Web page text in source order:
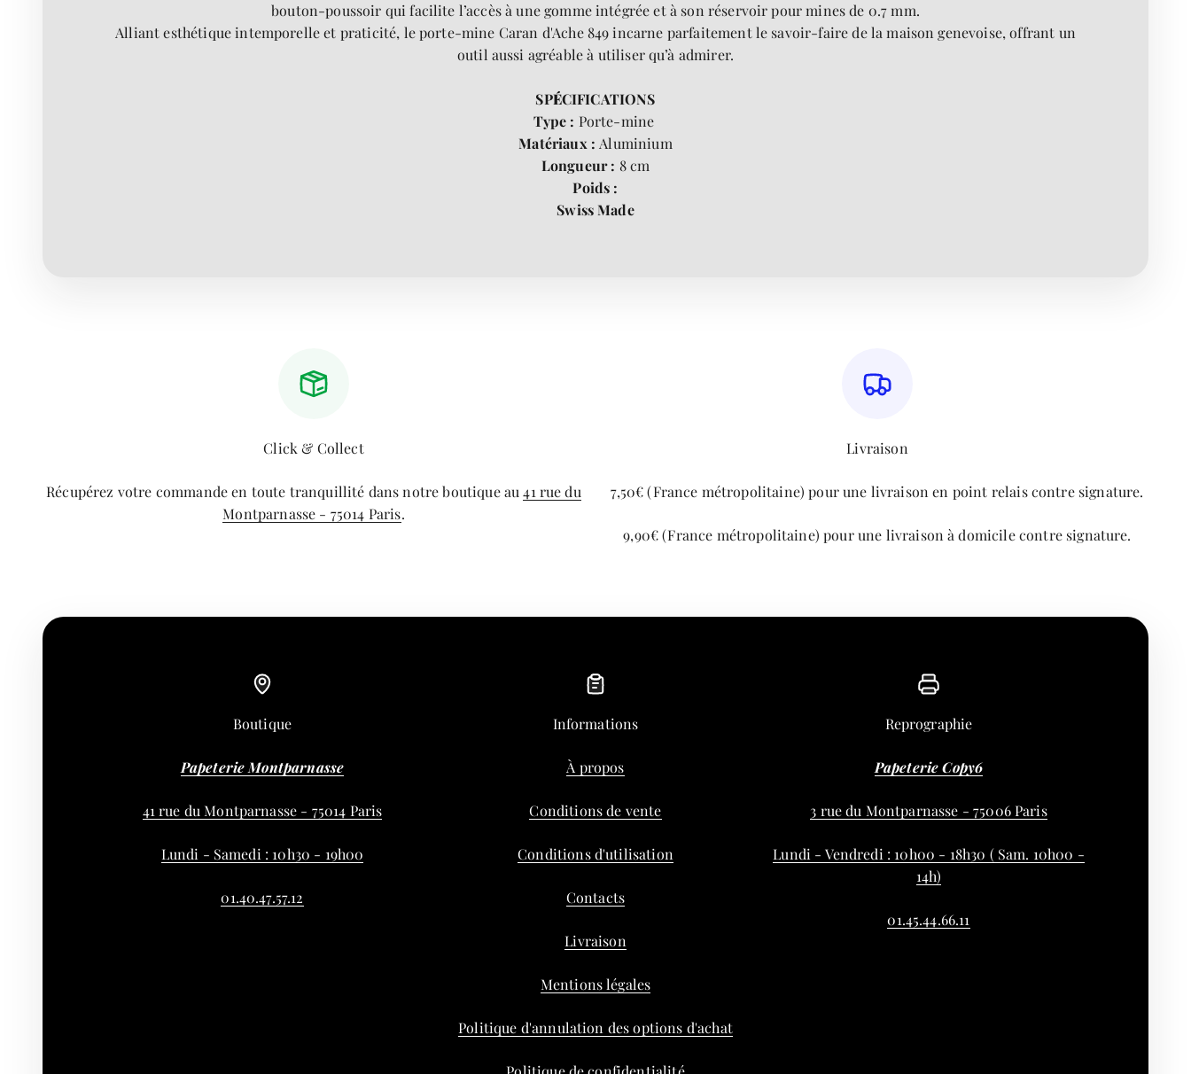
bouton-poussoir qui facilite l’accès à une gomme intégrée et à son réservoir pour mines de 0.7 mm.
Alliant esthétique intemporelle et praticité, le porte-mine Caran d'Ache 849 incarne parfaitement le savoir-faire de la maison genevoise, offrant un
outil aussi agréable à utiliser qu’à admirer.
SPÉCIFICATIONS
Type : Porte-mine
Matériaux : Aluminium
Longueur : 8 cm
Poids :
Swiss Made
Click & Collect
Récupérez votre commande en toute tranquillité dans notre boutique au41 rue du
Montparnasse - 75014 Paris.
Livraison
7,50€ (France métropolitaine) pour une livraison en point relais contre signature.
9,90€ (France métropolitaine) pour une livraison à domicile contre signature.
Boutique
Papeterie Montparnasse
41 rue du Montparnasse - 75014 Paris
Lundi - Samedi : 10h30 - 19h00
01.40.47.57.12
Informations
À propos
Conditions de vente
Conditions d'utilisation
Contacts
Livraison
Mentions légales
Politique d'annulation des options d'achat
Reprographie
Papeterie Copy6
3 rue du Montparnasse - 75006 Paris
Lundi - Vendredi : 10h00 - 18h30 ( Sam. 10h00 -
14h)
01.45.44.66.11